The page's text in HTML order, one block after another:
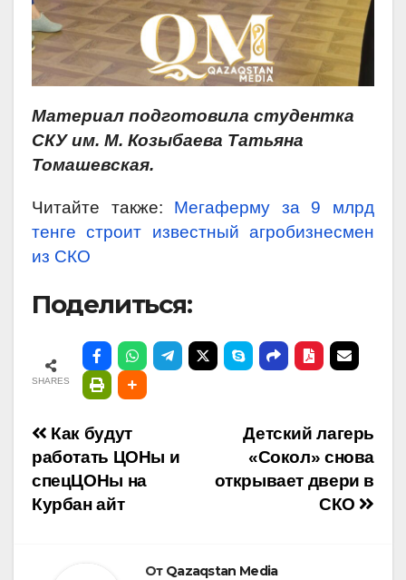
Материал подготовила студентка
СКУ им. М. Козыбаева Татьяна
Томашевская.
Читайте также: Мегаферму за 9 млрд
тенге строит известный агробизнесмен
из СКО
Поделиться:
SHARES
Навигация
по
записям
Детский лагерь
«Сокол» снова
открывает двери в
СКО
Как будут
работать ЦОНы и
спецЦОНы на
Курбан айт
От Qazaqstan Media